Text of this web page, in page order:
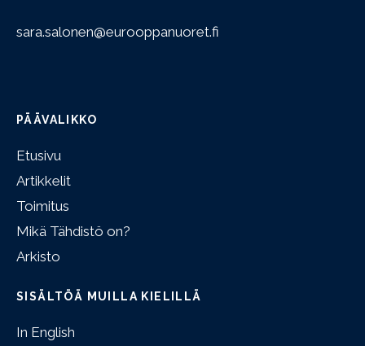
sara.salonen@eurooppanuoret.fi
PÄÄVALIKKO
Etusivu
Artikkelit
Toimitus
Mikä Tähdistö on?
Arkisto
SISÄLTÖÄ MUILLA KIELILLÄ
In English